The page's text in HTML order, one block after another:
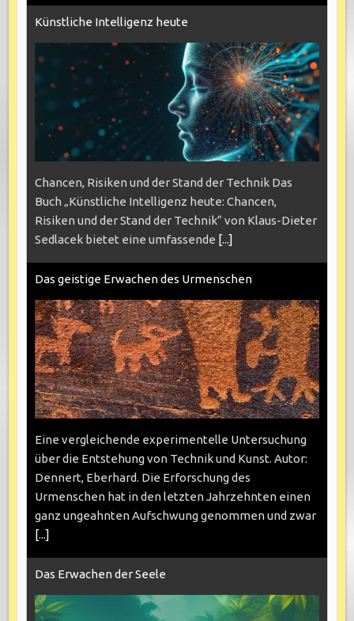
Künstliche Intelligenz heute
Chancen, Risiken und der Stand der Technik Das
Buch „Künstliche Intelligenz heute: Chancen,
Risiken und der Stand der Technik“ von Klaus-Dieter
Sedlacek bietet eine umfassende [...]
Das geistige Erwachen des Urmenschen
Eine vergleichende experimentelle Untersuchung
über die Entstehung von Technik und Kunst. Autor:
Dennert, Eberhard. Die Erforschung des
Urmenschen hat in den letzten Jahrzehnten einen
ganz ungeahnten Aufschwung genommen und zwar
[...]
Das Erwachen der Seele